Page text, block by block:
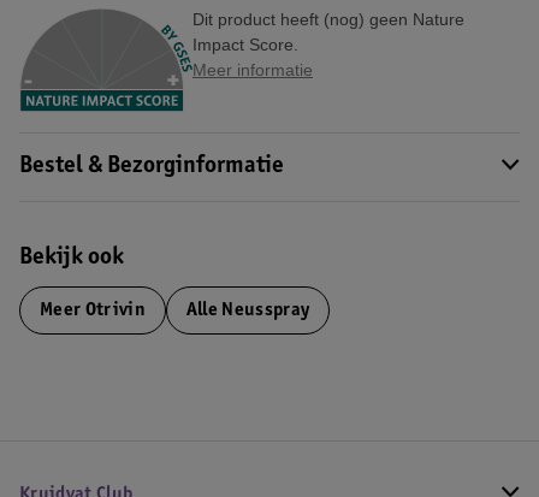
Dit product heeft (nog) geen Nature
Impact Score.
Meer informatie
Bestel & Bezorginformatie
Bekijk ook
Meer Otrivin Alle Neusspray